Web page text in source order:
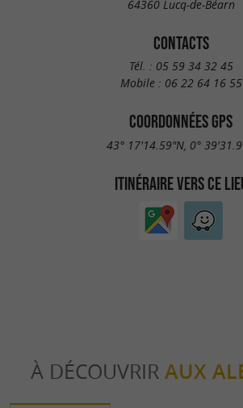
64360 Lucq-de-Béarn
CONTACTS
Tél. : 05 59 34 32 45
Mobile : 06 22 64 16 55
COORDONNÉES GPS
43° 17'14.59"N, 0°
ITINÉRAIRE VERS CE
À DÉCOUVRIR AUX